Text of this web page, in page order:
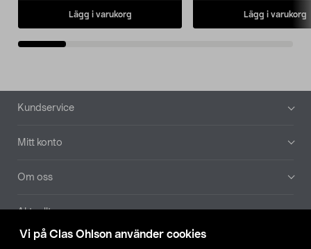
Vi på Clas Ohlson använder cookies
Lägg i varukorg Lägg i varukorg
Sidfot
Kundservice
Mitt konto
Om oss
Aktuellt